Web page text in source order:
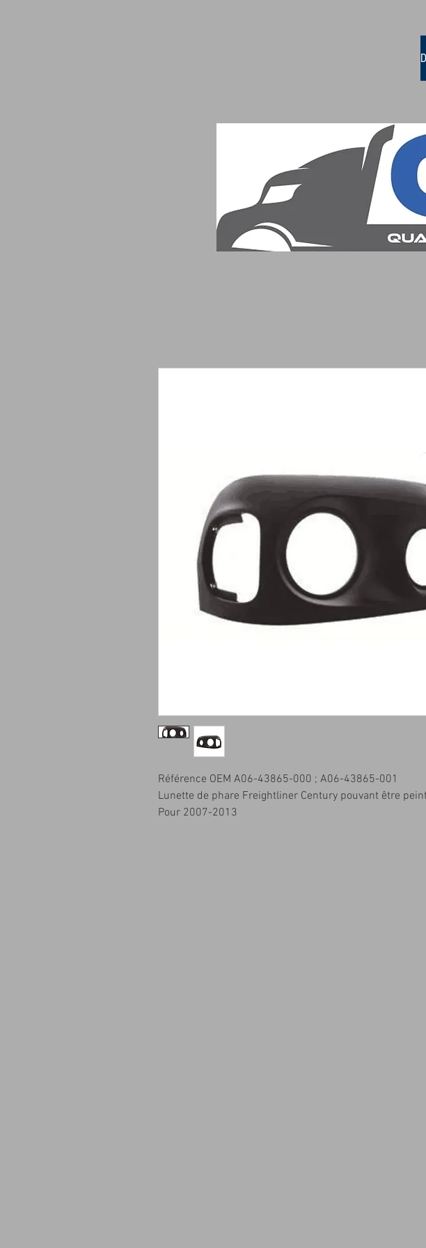
Référence OEM A06-43865-000 ; A06-43865-001
Lunette de phare Freightliner Century pouvant être
Pour 2007-2013